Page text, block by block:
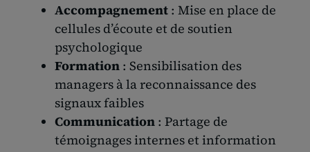
Accompagnement: Mise en place de
cellules d’écoute et de soutien
psychologique
Formation: Sensibilisation des
managers à la reconnaissance des
signaux faibles
Communication: Partage de
témoignages internes et information